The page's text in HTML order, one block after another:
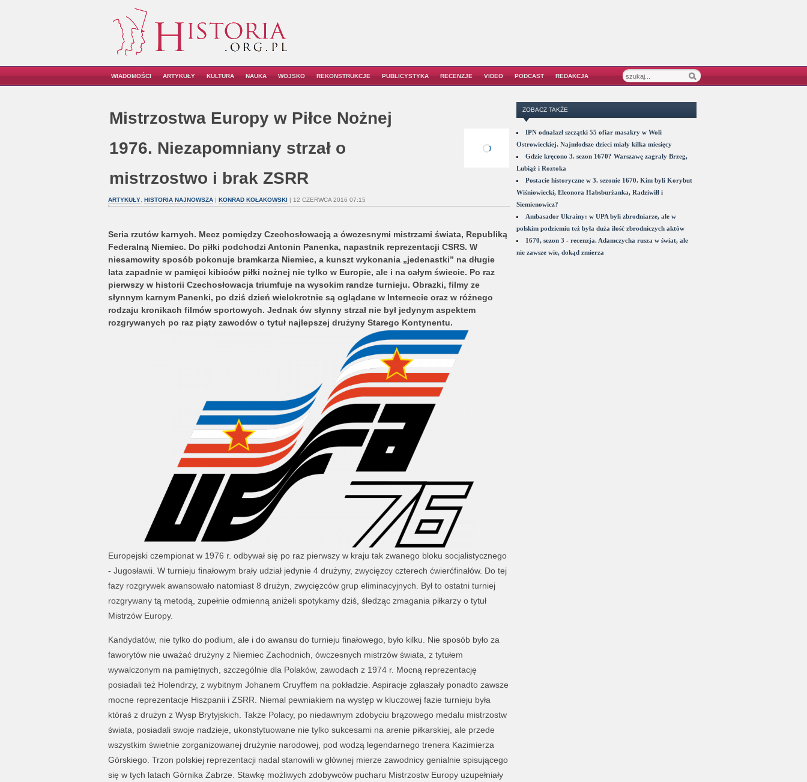
WIADOMOŚCI ARTYKUŁY KULTURA NAUKA WOJSKO REKONSTRUKCJE PUBLICYSTYKA RECENZJE VIDEO PODCAST REDAKCJA
Mistrzostwa Europy w Piłce Nożnej
1976. Niezapomniany strzał o
mistrzostwo i brak ZSRR
ARTYKUŁY, HISTORIA NAJNOWSZA| KONRAD KOŁAKOWSKI| 12 CZERWCA 2016 07:15
Seria rzutów karnych. Mecz pomiędzy Czechosłowacją a ówczesnymi mistrzami świata, Republiką
Federalną Niemiec. Do piłki podchodzi Antonin Panenka, napastnik reprezentacji CSRS. W
niesamowity sposób pokonuje bramkarza Niemiec, a kunszt wykonania „jedenastki” na długie
lata zapadnie w pamięci kibiców piłki nożnej nie tylko w Europie, ale i na całym świecie. Po raz
pierwszy w historii Czechosłowacja triumfuje na wysokim randze turnieju. Obrazki, filmy ze
słynnym karnym Panenki, po dziś dzień wielokrotnie są oglądane w Internecie oraz w różnego
rodzaju kronikach filmów sportowych. Jednak ów słynny strzał nie był jedynym aspektem
rozgrywanych po raz piąty zawodów o tytuł najlepszej drużyny Starego Kontynentu.
Europejski czempionat w 1976 r. odbywał się po raz pierwszy w kraju tak zwanego bloku socjalistycznego
- Jugosławii. W turnieju finałowym brały udział jedynie 4 drużyny, zwycięzcy czterech ćwierćfinałów. Do tej
fazy rozgrywek awansowało natomiast 8 drużyn, zwycięzców grup eliminacyjnych. Był to ostatni turniej
rozgrywany tą metodą, zupełnie odmienną aniżeli spotykamy dziś, śledząc zmagania piłkarzy o tytuł
Mistrzów Europy.
Kandydatów, nie tylko do podium, ale i do awansu do turnieju finałowego, było kilku. Nie sposób było za
faworytów nie uważać drużyny z Niemiec Zachodnich, ówczesnych mistrzów świata, z tytułem
wywalczonym na pamiętnych, szczególnie dla Polaków, zawodach z 1974 r. Mocną reprezentację
posiadali też Holendrzy, z wybitnym Johanem Cruyffem na pokładzie. Aspiracje zgłaszały ponadto zawsze
mocne reprezentacje Hiszpanii i ZSRR. Niemal pewniakiem na występ w kluczowej fazie turnieju była
któraś z drużyn z Wysp Brytyjskich. Także Polacy, po niedawnym zdobyciu brązowego medalu mistrzostw
świata, posiadali swoje nadzieje, ukonstytuowane nie tylko sukcesami na arenie piłkarskiej, ale przede
wszystkim świetnie zorganizowanej drużynie narodowej, pod wodzą legendarnego trenera Kazimierza
Górskiego. Trzon polskiej reprezentacji nadal stanowili w głównej mierze zawodnicy genialnie spisującego
się w tych latach Górnika Zabrze. Stawkę możliwych zdobywców pucharu Mistrzostw Europy uzupełniały
ZOBACZ TAKŻE
IPN odnalazł szczątki 55 ofiar masakry w Woli
Ostrowieckiej. Najmłodsze dzieci miały kilka miesięcy
Gdzie kręcono 3. sezon 1670? Warszawę zagrały Brzeg,
Lubiąż i Roztoka
Postacie historyczne w 3. sezonie 1670. Kim byli Korybut
Wiśniowiecki, Eleonora Habsburżanka, Radziwiłł i
Siemienowicz?
Ambasador Ukrainy: w UPA byli zbrodniarze, ale w
polskim podziemiu też była duża ilość zbrodniczych aktów
1670, sezon 3 - recenzja. Adamczycha rusza w świat, ale
nie zawsze wie, dokąd zmierza